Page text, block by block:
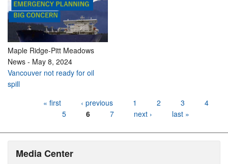
Maple Ridge-Pitt Meadows
News - May 8, 2024
Vancouver not ready for oil
spill
« first ‹ previous 1 2 3
4
5
6 7 next › last »
Media Center